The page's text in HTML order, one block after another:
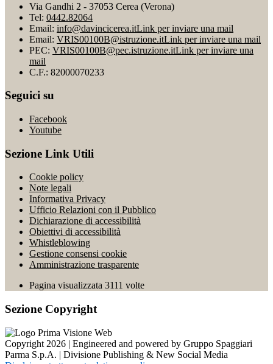
Via Gandhi 2 - 37053 Cerea (Verona)
Tel: 0442.82064
Email: info@davincicerea.itLink per inviare una mail
Email: VRIS00100B@istruzione.itLink per inviare una mail
PEC: VRIS00100B@pec.istruzione.itLink per inviare una
mail
C.F.: 82000070233
Seguici su
Facebook
Youtube
Sezione Link Utili
Cookie policy
Note legali
Informativa Privacy
Ufficio Relazioni con il Pubblico
Dichiarazione di accessibilità
Obiettivi di accessibilità
Whistleblowing
Gestione consensi cookie
Amministrazione trasparente
Pagina visualizzata 3111 volte
Sezione Copyright
Copyright 2026 | Engineered and powered by Gruppo Spaggiari
Parma S.p.A. | Divisione Publishing & New Social Media